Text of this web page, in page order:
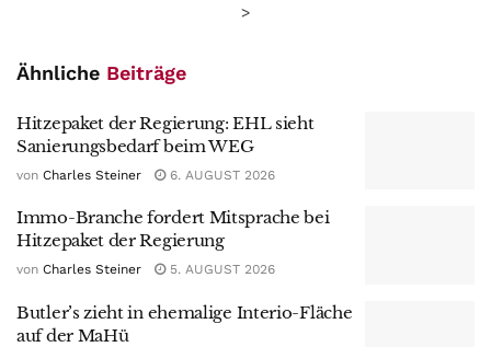
>
Ähnliche Beiträge
Hitzepaket der Regierung: EHL sieht
Sanierungsbedarf beim WEG
von Charles Steiner 6. AUGUST 2026
Immo-Branche fordert Mitsprache bei
Hitzepaket der Regierung
von Charles Steiner 5. AUGUST 2026
Butler’s zieht in ehemalige Interio-Fläche
auf der MaHü